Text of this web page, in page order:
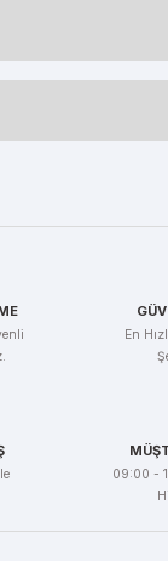
bilgiler bulunuyor.
bulunuyor.
En
09:00 -